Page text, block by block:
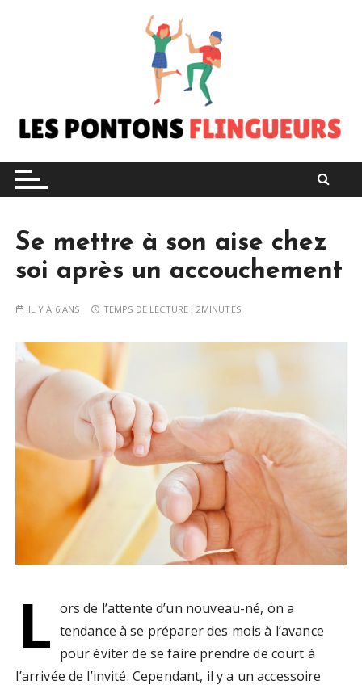
Les Pontons Flingueurs
Votre adresse quotidienne
Se mettre à son aise chez
soi après un accouchement
IL Y A 6 ANS TEMPS DE LECTURE : 2MINUTES
L ors de l’attente d’un nouveau-né, on a
tendance à se préparer des mois à l’avance
pour éviter de se faire prendre de court à
l’arrivée de l’invité. Cependant, il y a un accessoire